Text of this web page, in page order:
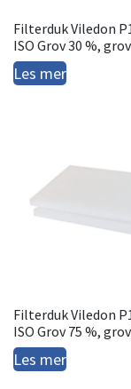
Filterduk Viledon
ISO Grov 30 %,
Les mer
Filterduk Viledon
ISO Grov 75 %,
Les mer